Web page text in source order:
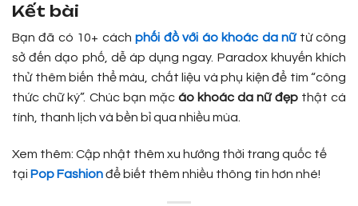
Kết bài
Bạn đã có 10+ cáchphối đồ với áo khoác da nữtừ công
sở đến dạo phố, dễ áp dụng ngay. Paradox khuyến khích
thử thêm biến thể màu, chất liệu và phụ kiện để tìm “công
thức chữ ký”. Chúc bạn mặc áo khoác da nữ đẹpthật cá
tính, thanh lịch và bền bỉ qua nhiều mùa.
Xem thêm: Cập nhật thêm xu hướng thời trang quốc tế
tại Pop Fashionđể biết thêm nhiều thông tin hơn nhé!